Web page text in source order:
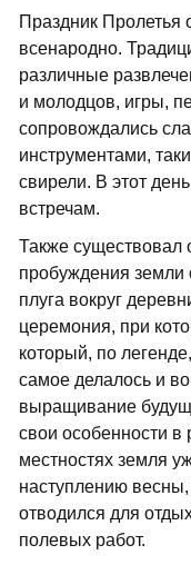
Праздник Пролетья
всенародно.
различные
и молодцов, игры,
сопровождались
инструментами,
свирели. В этот
встречам.
Также существовал
пробуждения
плуга вокруг
церемония, при
который, по
самое делалось и
выращивание
свои особенности
местностях земля
наступлению весны,
отводился для
полевых работ.